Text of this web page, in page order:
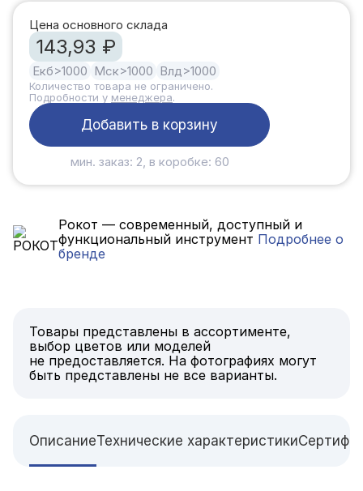
Цена основного склада
143,93 ₽
Екб>1000 Мск>1000 Влд >1000
Количество товара не ограничено.
Подробности у менеджера.
Добавить в корзину
мин. заказ: 2, в коробке: 60
Рокот — современный, доступный и
функциональный инструмент Подробнее о
бренде
Товары представлены в ассортименте,
выбор цветов или моделей
не предоставляется. На фотографиях могут
быть представлены не все варианты.
ОписаниеТехнические характеристики